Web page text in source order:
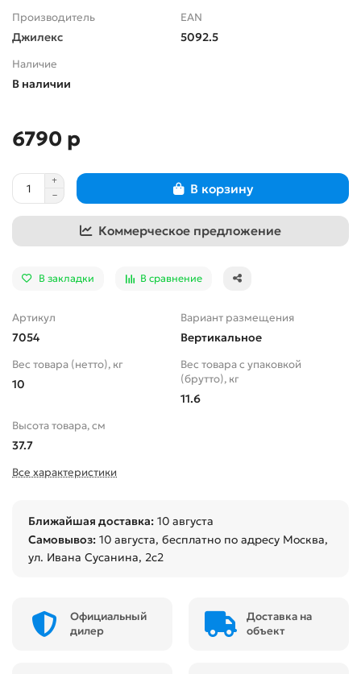
Производитель
Джилекс
EAN
5092.5
Наличие
В наличии
6790 р
В корзину
Коммерческое предложение
В закладки В сравнение
Артикул
7054
Вариант размещения
Вертикальное
Вес товара (нетто), кг
10
Вес товара с упаковкой
(брутто), кг
11.6
Высота товара, см
37.7
Все характеристики
Ближайшая доставка: 10 августа
Самовывоз: 10 августа, бесплатно по адресу Москва,
ул. Ивана Сусанина, 2с2
Официальный
дилер
Доставка на
объект